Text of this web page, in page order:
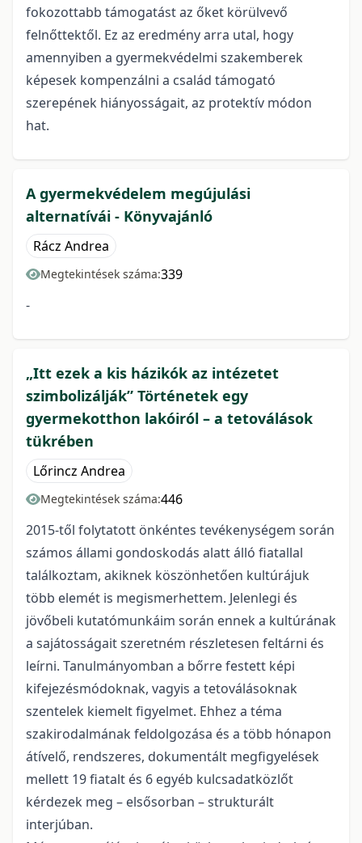
fokozottabb támogatást az őket körülvevő
felnőttektől. Ez az eredmény arra utal, hogy
amennyiben a gyermekvédelmi szakemberek
képesek kompenzálni a család támogató
szerepének hiányosságait, az protektív módon
hat.
A gyermekvédelem megújulási
alternatívái - Könyvajánló
Rácz Andrea
Megtekintések száma:339
-
„Itt ezek a kis házikók az intézetet
szimbolizálják” Történetek egy
gyermekotthon lakóiról – a tetoválások
tükrében
Lőrincz Andrea
Megtekintések száma:446
2015-től folytatott önkéntes tevékenységem során
számos állami gondoskodás alatt álló fiatallal
találkoztam, akiknek köszönhetően kultúrájuk
több elemét is megismerhettem. Jelenlegi és
jövőbeli kutatómunkáim során ennek a kultúrának
a sajátosságait szeretném részletesen feltárni és
leírni. Tanulmányomban a bőrre festett képi
kifejezésmódoknak, vagyis a tetoválásoknak
szentelek kiemelt figyelmet. Ehhez a téma
szakirodalmának feldolgozása és a több hónapon
átívelő, rendszeres, dokumentált megfigyelések
mellett 19 fiatalt és 6 egyéb kulcsadatközlőt
kérdezek meg – elsősorban – strukturált
interjúban.